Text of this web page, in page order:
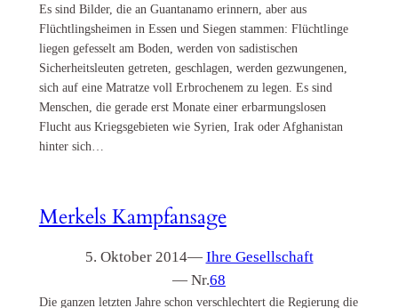
Es sind Bilder, die an Guantanamo erinnern, aber aus
Flüchtlingsheimen in Essen und Siegen stammen: Flüchtlinge
liegen gefesselt am Boden, werden von sadistischen
Sicherheitsleuten getreten, geschlagen, werden gezwungenen,
sich auf eine Matratze voll Erbrochenem zu legen. Es sind
Menschen, die gerade erst Monate einer erbarmungslosen
Flucht aus Kriegsgebieten wie Syrien, Irak oder Afghanistan
hinter sich…
Merkels Kampfansage
5. Oktober 2014— Ihre Gesellschaft
— Nr.68
Die ganzen letzten Jahre schon verschlechtert die Regierung die